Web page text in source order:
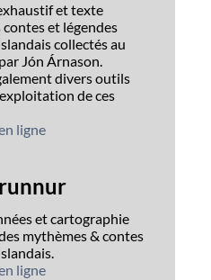
et texte
et légendes
collectés au
Jón Árnason.
divers outils
de ces
ligne
et cartographie
mythèmes & contes
ligne